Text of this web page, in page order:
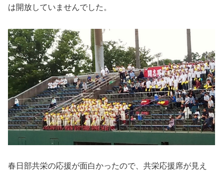
は開放していませんでした。
春日部共栄の応援が面白かったので、共栄応援席が見え